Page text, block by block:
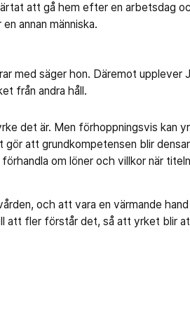
att gå hem efter en arbetsdag
annan människa.
med säger hon. Däremot upplever
från andra håll.
det är. Men förhoppningsvis kan
att grundkompetensen blir
om löner och villkor när
och att vara en värmande
att fler förstår det, så att yrket blir